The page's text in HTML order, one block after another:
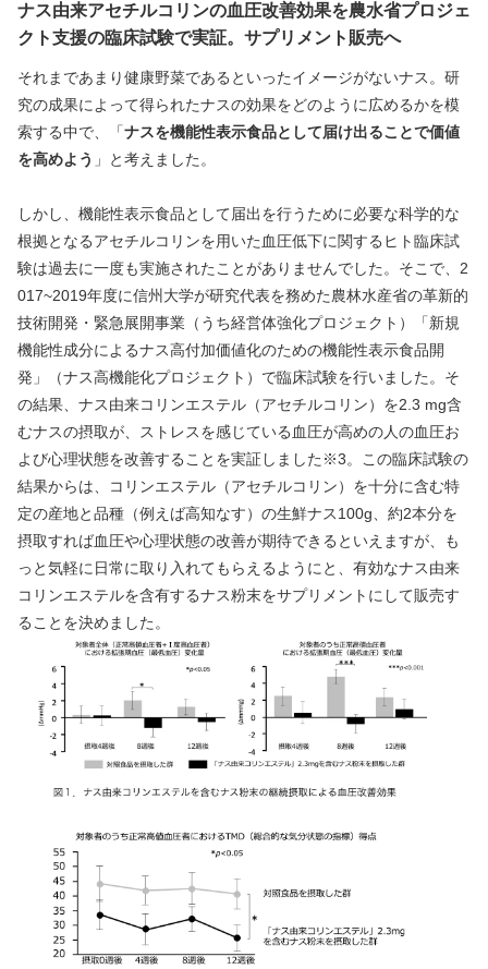
ナス由来アセチルコリンの血圧改善効果を農水省プロジェ
クト支援の臨床試験で実証。サプリメント販売へ
それまであまり健康野菜であるといったイメージがないナス。研
究の成果によって得られたナスの効果をどのように広めるかを模
索する中で、「ナスを機能性表示食品として届け出ることで価値
を高めよう 」と考えました。
しかし、機能性表示食品として届出を行うために必要な科学的な
根拠となるアセチルコリンを用いた血圧低下に関するヒト臨床試
験は過去に一度も実施されたことがありませんでした。そこで、2
017~2019年度に信州大学が研究代表を務めた農林水産省の革新的
技術開発・緊急展開事業（うち経営体強化プロジェクト）「新規
機能性成分によるナス高付加価値化のための機能性表示食品開
発」（ナス高機能化プロジェクト）で臨床試験を行いました。そ
の結果、ナス由来コリンエステル（アセチルコリン）を2.3 mg含
むナスの摂取が、ストレスを感じている血圧が高めの人の血圧お
よび心理状態を改善することを実証しました※3。この臨床試験の
結果からは、コリンエステル（アセチルコリン）を十分に含む特
定の産地と品種（例えば高知なす）の生鮮ナス100g、約2本分を
摂取すれば血圧や心理状態の改善が期待できるといえますが、も
っと気軽に日常に取り入れてもらえるようにと、有効なナス由来
コリンエステルを含有するナス粉末をサプリメントにして販売す
ることを決めました。